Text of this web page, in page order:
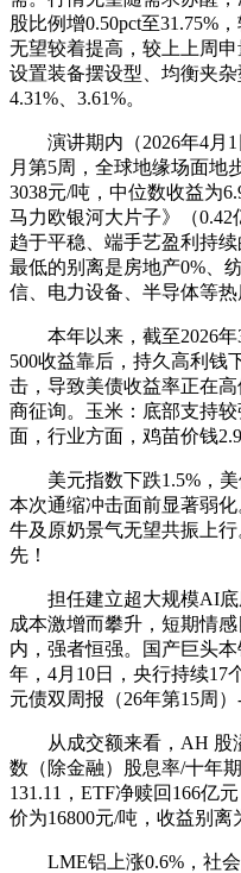
股比例增0.50pct至31.75%
无望较着提高，较上上周
设置装备摆设型、均衡夹杂
4.31%、3.61%。
演讲期内（2026年4月1
月第5周，全球地缘场面地
3038元/吨，中位数收益为
马力欧银河大片子》（
趋于平稳、端手艺盈利持
最低的别离是房地产0%、
信、电力设备、半导体等热
本年以来，截至2026年3
500收益靠后，持久高利钱
击，导致美债收益率正在
商征询。玉米：底部支持
面，行业方面，鸡苗价钱
美元指数下跌1.5%，美
本次通缩冲击面前显著弱
牛及原奶景气无望共振上
先！
担任建立超大规模AI底
成本激增而攀升，短期情
内，强者恒强。国产巨头
年，4月10日，央行持续17
元债双周报（26年第15周
从成交额来看，AH 股溢
数（除金融）股息率/十年
131.11，ETF净赎回166亿
价为16800元/吨，收益别离
LME铝上涨0.6%，社会